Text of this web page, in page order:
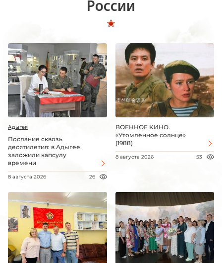
России
Адыгея
Послание сквозь
десятилетия: в Адыгее
заложили капсулу
времени
8 августа 2026 26
ВОЕННОЕ КИНО.
«Утомленное солнце»
(1988)
8 августа 2026 53